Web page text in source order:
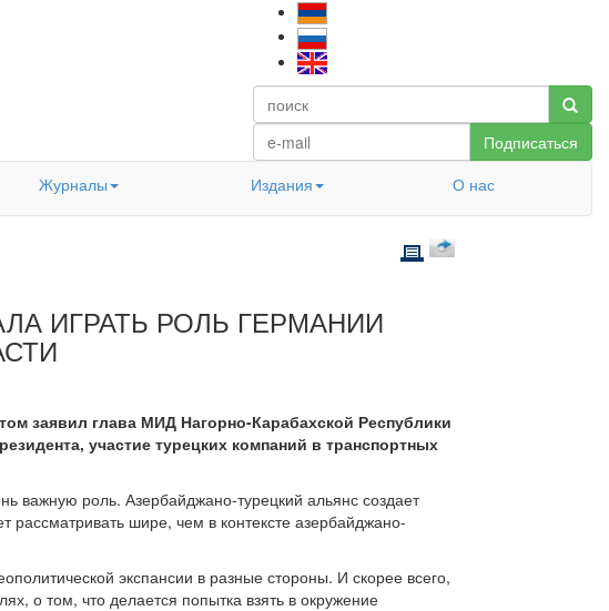
Подписаться
Журналы Издания О нас
ИГРАТЬ РОЛЬ ГЕРМАНИИ
заявил глава МИД Нагорно-Карабахской Республики
участие турецких компаний в транспортных
важную роль. Азербайджано-турецкий альянс создает
рассматривать шире, чем в контексте азербайджано-
экспансии в разные стороны. И скорее всего,
о том, что делается попытка взять в окружение